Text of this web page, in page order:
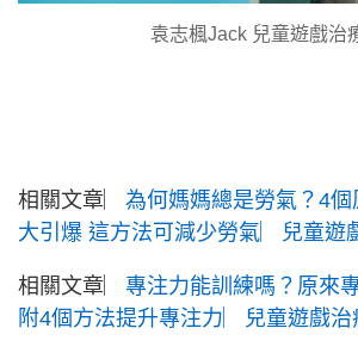
袁志楓Jack 兒童遊戲治
相關文章︳ 為何媽媽總是勞氣？4
大引爆 這方法可減少勞氣︳兒童遊
相關文章︳ 專注力能訓練嗎？原來
附4個方法提升專注力︳兒童遊戲治